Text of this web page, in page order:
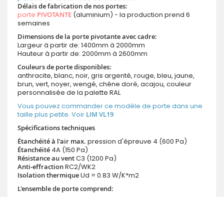
Délais de fabrication de nos portes:
porte PIVOTANTE (aluminium) - la production prend 6
semaines
Dimensions de la porte pivotante avec cadre:
Largeur à partir de: 1400mm à 2000mm
Hauteur à partir de: 2000mm à 2600mm
Couleurs de porte disponibles:
anthracite, blanc, noir, gris argenté, rouge, bleu, jaune,
brun, vert, noyer, wengé, chêne doré, acajou, couleur
personnalisée de la palette RAL
Vous pouvez commander ce modèle de porte dans une
taille plus petite. Voir LIM VL19
Spécifications techniques
Étanchéité à l'air max. pression d'épreuve 4 (600 Pa)
Étanchéité 4A (150 Pa)
Résistance au ventC3 (1200 Pa)
Anti-effractionRC2/WK2
Isolation thermiqueUd = 0.83 W/K*m2
L'ensemble de porte comprend: